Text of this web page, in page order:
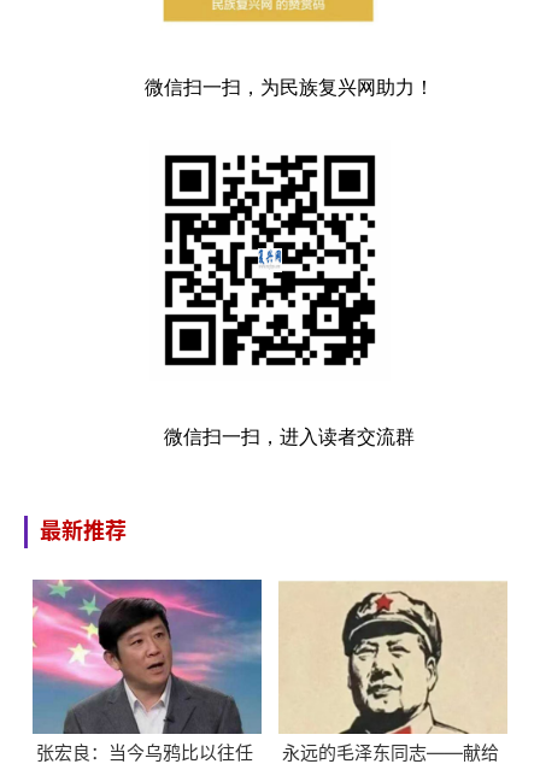
微信扫一扫，为民族复兴网助力！
微信扫一扫，进入读者交流群
最新推荐
张宏良：当今乌鸦比以往任 永远的毛泽东同志——献给